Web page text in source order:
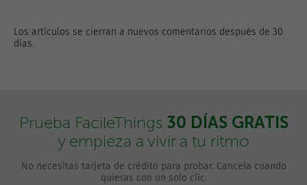
Los artículos se cierran a nuevos comentarios después de 30
días.
Prueba FacileThings 30 DÍAS GRATIS
y empieza a vivir a tu ritmo
No necesitas tarjeta de crédito para probar. Cancela cuando
quieras con un solo clic.